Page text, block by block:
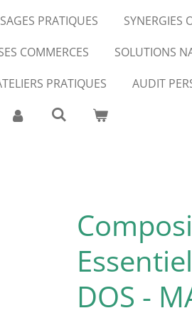
PRATIQUES
SYNERGIES
COMMERCES
SOLUTIONS
PRATIQUES AUDIT
DOS -